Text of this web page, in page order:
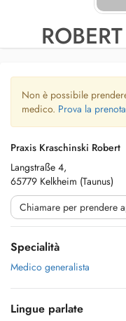
Non è possibile
medico. Prova la
Praxis Kraschinski Robert
Langstraße 4,
65779 Kelkheim (Taunus)
Chiamare per prendere
Specialità
Medico generalista
Lingue parlate